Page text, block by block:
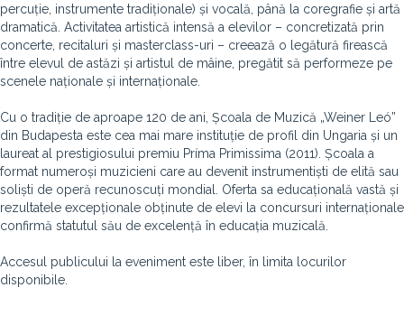
percuție, instrumente tradiționale) și vocală, până la coregrafie și artă
dramatică. Activitatea artistică intensă a elevilor – concretizată prin
concerte, recitaluri și masterclass-uri – creează o legătură firească
între elevul de astăzi și artistul de mâine, pregătit să performeze pe
scenele naționale și internaționale.
Cu o tradiție de aproape 120 de ani, Școala de Muzică „Weiner Leó”
din Budapesta este cea mai mare instituție de profil din Ungaria și un
laureat al prestigiosului premiu Príma Primissima (2011). Școala a
format numeroși muzicieni care au devenit instrumentiști de elită sau
soliști de operă recunoscuți mondial. Oferta sa educațională vastă și
rezultatele excepționale obținute de elevi la concursuri internaționale
confirmă statutul său de excelență în educația muzicală.
Accesul publicului la eveniment este liber, în limita locurilor
disponibile.